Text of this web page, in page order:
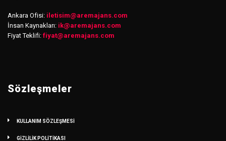
Ankara Ofisi: iletisim@aremajans.com
İnsan Kaynakları: ik@aremajans.com
Fiyat Teklifi: fiyat@aremajans.com
Sözleşmeler
KULLANIM SÖZLEŞMESİ
GİZLİLİK POLİTİKASI